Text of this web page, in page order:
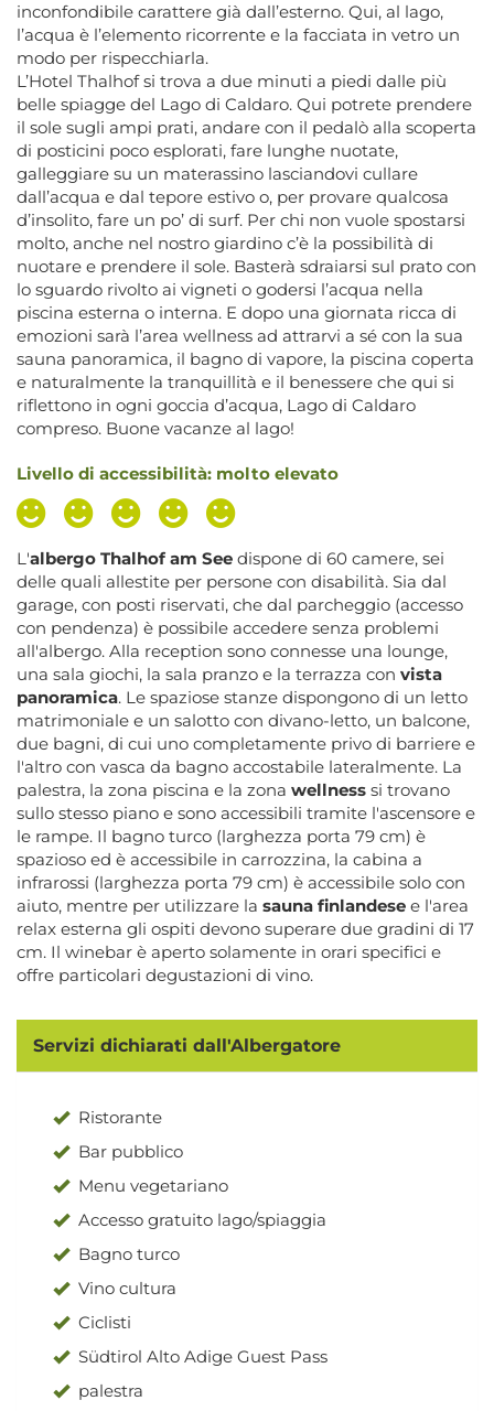
inconfondibile carattere già dall’esterno. Qui, al lago,
l’acqua è l’elemento ricorrente e la facciata in vetro un
modo per rispecchiarla.
L’Hotel Thalhof si trova a due minuti a piedi dalle più
belle spiagge del Lago di Caldaro. Qui potrete prendere
il sole sugli ampi prati, andare con il pedalò alla scoperta
di posticini poco esplorati, fare lunghe nuotate,
galleggiare su un materassino lasciandovi cullare
dall’acqua e dal tepore estivo o, per provare qualcosa
d’insolito, fare un po’ di surf. Per chi non vuole spostarsi
molto, anche nel nostro giardino c’è la possibilità di
nuotare e prendere il sole. Basterà sdraiarsi sul prato con
lo sguardo rivolto ai vigneti o godersi l’acqua nella
piscina esterna o interna. E dopo una giornata ricca di
emozioni sarà l’area wellness ad attrarvi a sé con la sua
sauna panoramica, il bagno di vapore, la piscina coperta
e naturalmente la tranquillità e il benessere che qui si
riflettono in ogni goccia d’acqua, Lago di Caldaro
compreso. Buone vacanze al lago!
Livello di accessibilità: molto elevato
L'albergo Thalhof am See dispone di 60 camere, sei
delle quali allestite per persone con disabilità. Sia dal
garage, con posti riservati, che dal parcheggio (accesso
con pendenza) è possibile accedere senza problemi
all'albergo. Alla reception sono connesse una lounge,
una sala giochi, la sala pranzo e la terrazza con vista
panoramica. Le spaziose stanze dispongono di un letto
matrimoniale e un salotto con divano-letto, un balcone,
due bagni, di cui uno completamente privo di barriere e
l'altro con vasca da bagno accostabile lateralmente. La
palestra, la zona piscina e la zona wellness si trovano
sullo stesso piano e sono accessibili tramite l'ascensore e
le rampe. Il bagno turco (larghezza porta 79 cm) è
spazioso ed è accessibile in carrozzina, la cabina a
infrarossi (larghezza porta 79 cm) è accessibile solo con
aiuto, mentre per utilizzare la sauna finlandese e l'area
relax esterna gli ospiti devono superare due gradini di 17
cm. Il winebar è aperto solamente in orari specifici e
offre particolari degustazioni di vino.
Servizi dichiarati dall'Albergatore
Ristorante
Bar pubblico
Menu vegetariano
Accesso gratuito lago/spiaggia
Bagno turco
Vino cultura
Ciclisti
Südtirol Alto Adige Guest Pass
palestra